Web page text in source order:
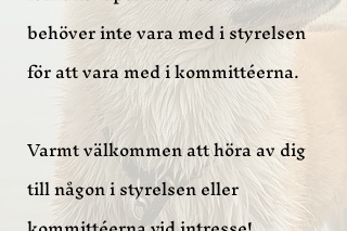
behöver inte vara med i styrelsen
för att vara med i kommittéerna.
Varmt välkommen att höra av dig
till någon i styrelsen eller